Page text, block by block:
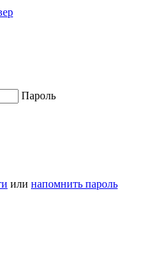
Пароль
или напомнить пароль